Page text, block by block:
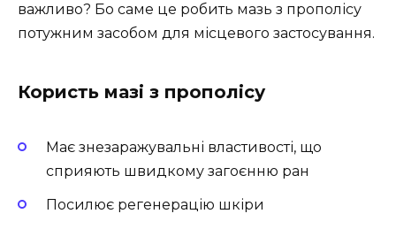
важливо? Бо саме це робить мазь з прополісу
потужним засобом для місцевого застосування.
Користь мазі з прополісу
Має знезаражувальні властивості, що
сприяють швидкому загоєнню ран
Посилює регенерацію шкіри